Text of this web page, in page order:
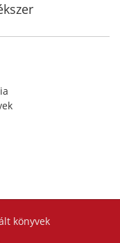
könyvek